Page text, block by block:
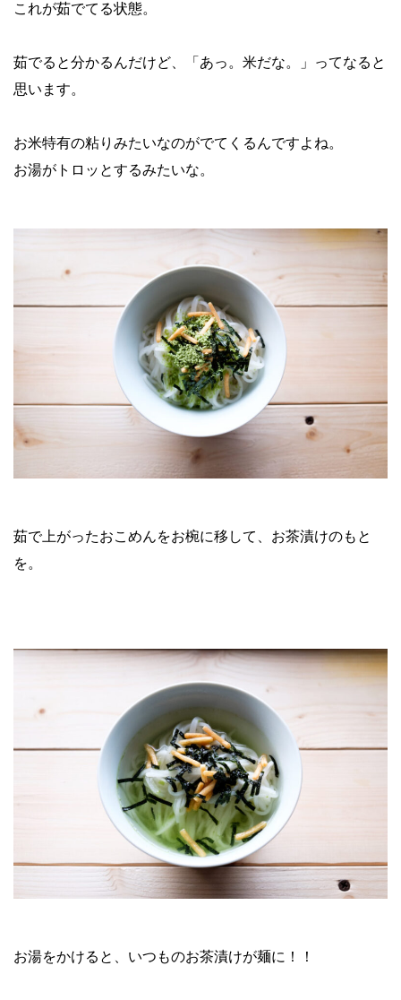
これが茹でてる状態。
茹でると分かるんだけど、「あっ。米だな。」ってなると
思います。
お米特有の粘りみたいなのがでてくるんですよね。
お湯がトロッとするみたいな。
茹で上がったおこめんをお椀に移して、お茶漬けのもと
を。
お湯をかけると、いつものお茶漬けが麺に！！